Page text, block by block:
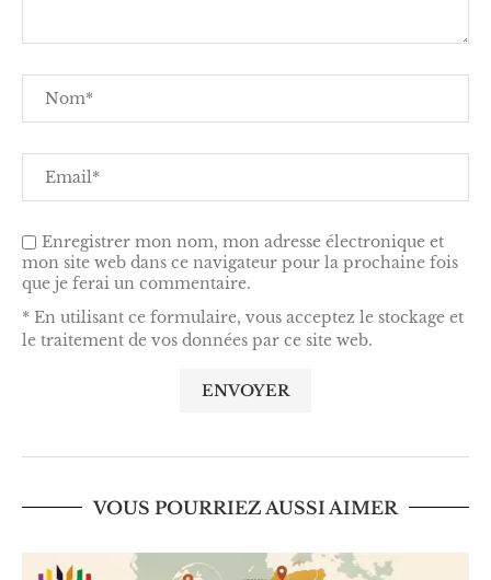
Enregistrer mon nom, mon adresse électronique et
mon site web dans ce navigateur pour la prochaine fois
que je ferai un commentaire.
* En utilisant ce formulaire, vous acceptez le stockage et
le traitement de vos données par ce site web.
VOUS POURRIEZ AUSSI AIMER